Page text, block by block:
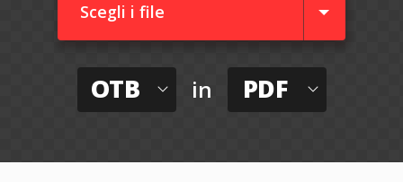
Scegli i file
OTB in PDF